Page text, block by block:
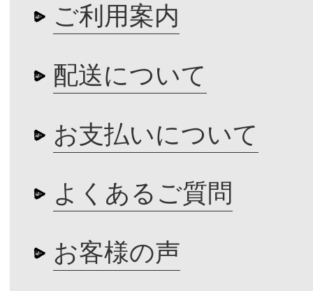
ご利用案内
配送について
お支払いについて
よくあるご質問
お客様の声